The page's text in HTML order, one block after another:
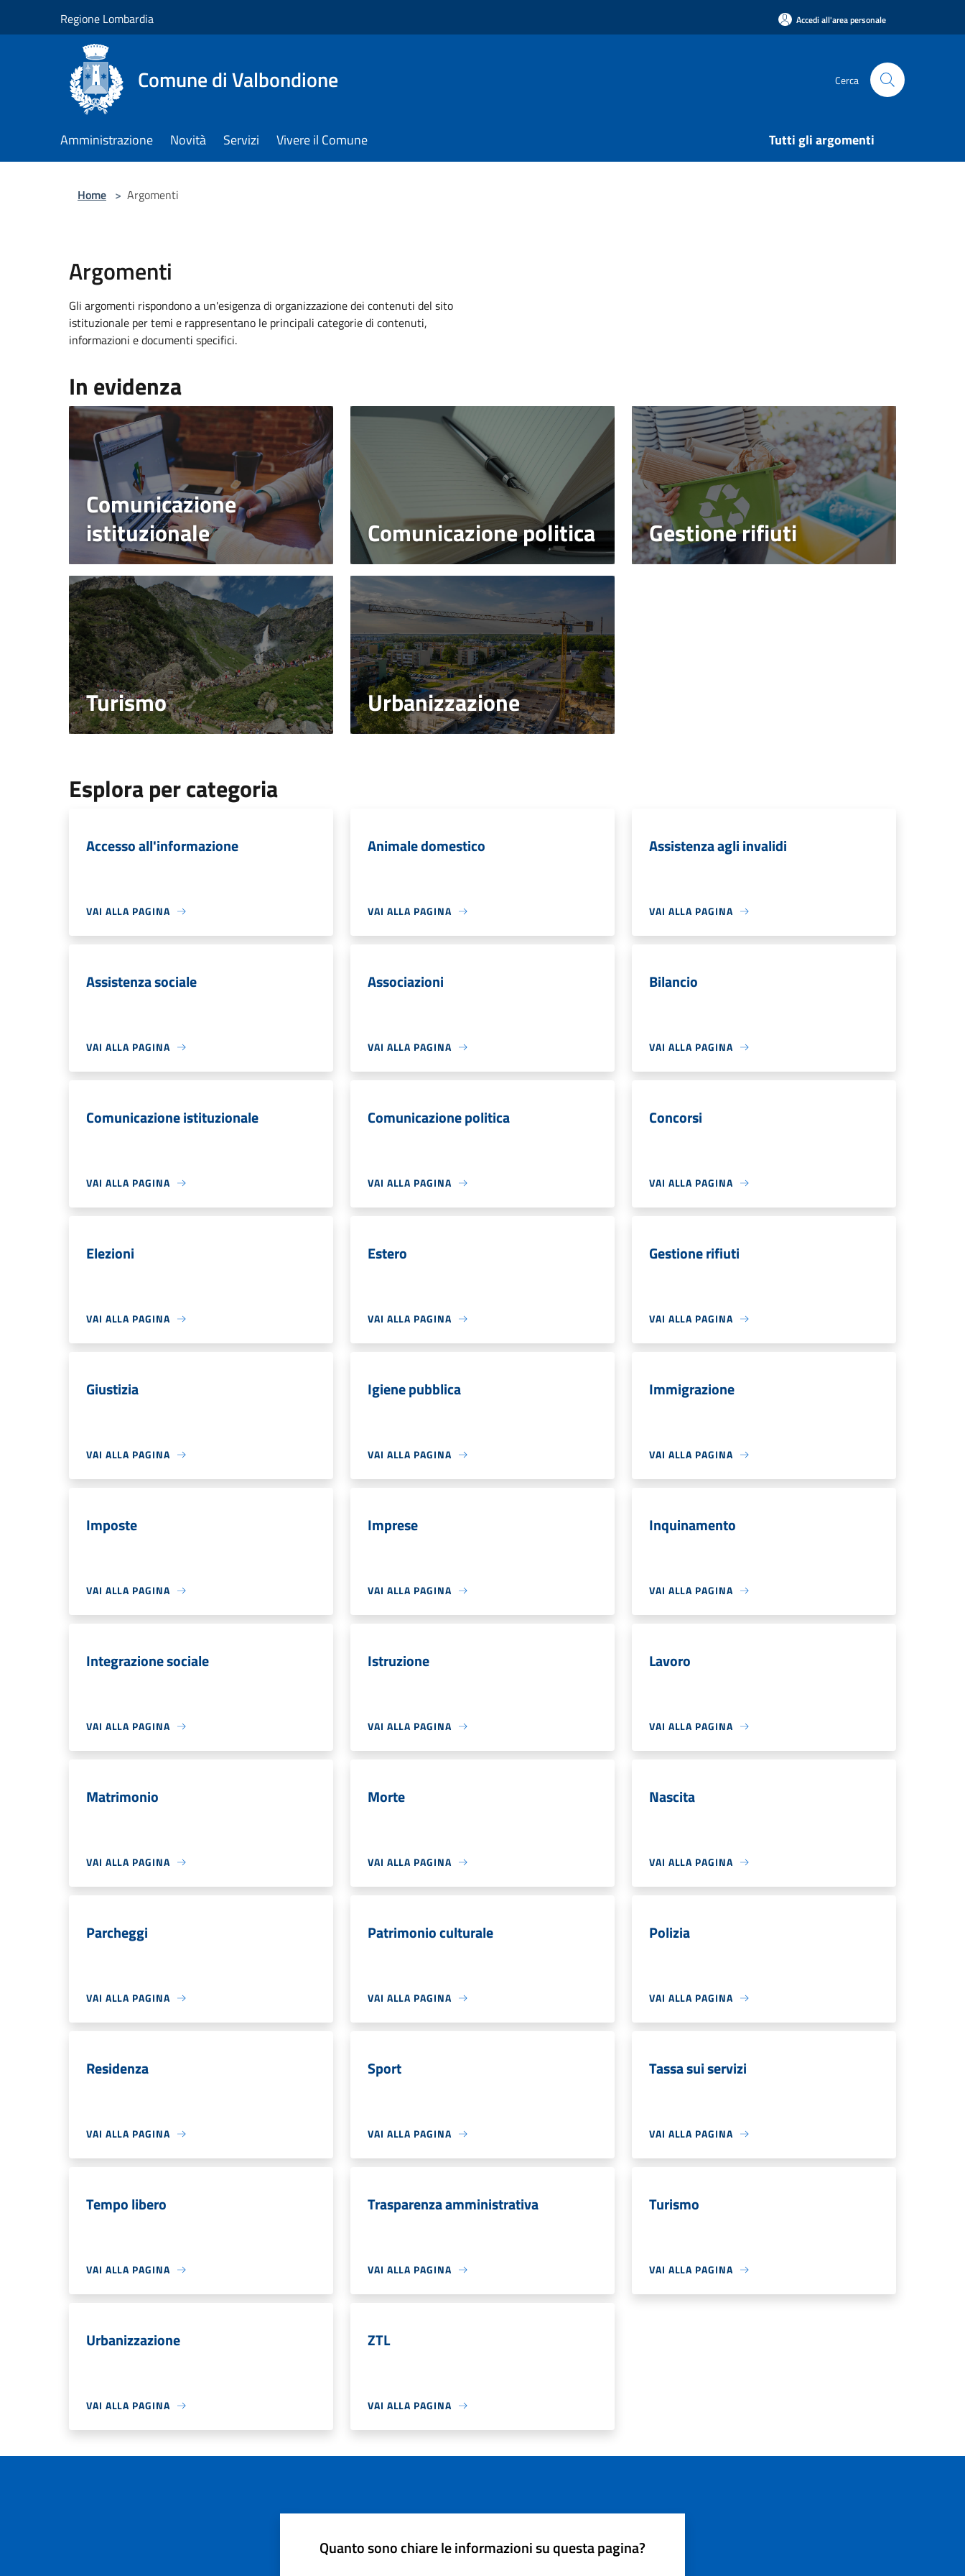
Regione Lombardia Accedi all'area personale
Comune di Valbondione Cerca
Amministrazione Novità Servizi Vivere il Comune Tutti gli argomenti
Home > Argomenti
Argomenti
Gli argomenti rispondono a un'esigenza di organizzazione dei contenuti del sito
istituzionale per temi e rappresentano le principali categorie di contenuti,
informazioni e documenti specifici.
In evidenza
Comunicazione
istituzionale
Comunicazione politica Gestione rifiuti
Turismo Urbanizzazione
Esplora per categoria
Accesso all'informazione
VAI ALLA PAGINA
Animale domestico
VAI ALLA PAGINA
Assistenza agli invalidi
VAI ALLA PAGINA
Assistenza sociale
VAI ALLA PAGINA
Associazioni
VAI ALLA PAGINA
Bilancio
VAI ALLA PAGINA
Comunicazione istituzionale
VAI ALLA PAGINA
Comunicazione politica
VAI ALLA PAGINA
Concorsi
VAI ALLA PAGINA
Elezioni
VAI ALLA PAGINA
Estero
VAI ALLA PAGINA
Gestione rifiuti
VAI ALLA PAGINA
Giustizia
VAI ALLA PAGINA
Igiene pubblica
VAI ALLA PAGINA
Immigrazione
VAI ALLA PAGINA
Imposte
VAI ALLA PAGINA
Imprese
VAI ALLA PAGINA
Inquinamento
VAI ALLA PAGINA
Integrazione sociale
VAI ALLA PAGINA
Istruzione
VAI ALLA PAGINA
Lavoro
VAI ALLA PAGINA
Matrimonio
VAI ALLA PAGINA
Morte
VAI ALLA PAGINA
Nascita
VAI ALLA PAGINA
Parcheggi
VAI ALLA PAGINA
Patrimonio culturale
VAI ALLA PAGINA
Polizia
VAI ALLA PAGINA
Residenza
VAI ALLA PAGINA
Sport
VAI ALLA PAGINA
Tassa sui servizi
VAI ALLA PAGINA
Tempo libero
VAI ALLA PAGINA
Trasparenza amministrativa
VAI ALLA PAGINA
Turismo
VAI ALLA PAGINA
Urbanizzazione
VAI ALLA PAGINA
ZTL
VAI ALLA PAGINA
Quanto sono chiare le informazioni su questa pagina?